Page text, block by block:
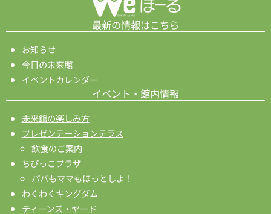
最新の情報はこちら
お知らせ
今日の未来館
イベントカレンダー
イベント・館内情報
未来館の楽しみ方
プレゼンテーションテラス
飲食のご案内
ちびっこプラザ
パパもママもほっとしよ！
わくわくキングダム
ティーンズ・ヤード